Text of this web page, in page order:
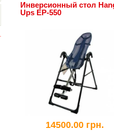
Инверсионный стол
Ups EP-550
14500.00 грн.